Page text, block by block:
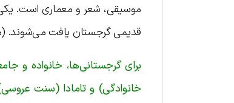
موسیقی، شعر و معماری است.
قدیمی گرجستان یافت
برای گرجستانی‌ها، خانواده و
خانوادگی) و تامادا (سنت